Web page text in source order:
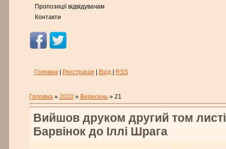
Пропозиції відвідувачам
Контакти
Головна| Реєстрація Вхід| RSS
Головна» 2020 » Вересень » 21
Вийшов друком другий том
Барвінок до Іллі Шрага